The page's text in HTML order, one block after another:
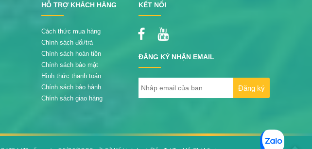
HỖ TRỢ KHÁCH HÀNG
Cách thức mua hàng
Chính sách đổi/trả
Chính sách hoàn tiền
Chính sách bảo mật
Hình thức thanh toán
Chính sách bảo hành
Chính sách giao hàng
KẾT NỐI
ĐĂNG KÝ NHẬN EMAIL